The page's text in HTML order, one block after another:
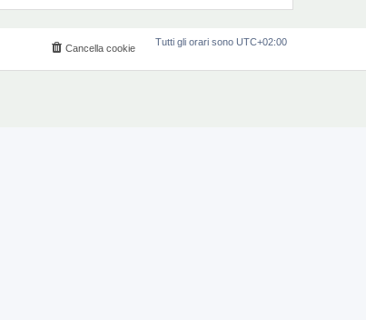
Tutti gli orari sono UTC+02:00
Cancella cookie